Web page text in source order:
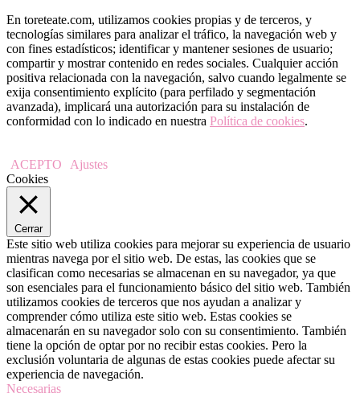
En toreteate.com, utilizamos cookies propias y de terceros, y
tecnologías similares para analizar el tráfico, la navegación web y
con fines estadísticos; identificar y mantener sesiones de usuario;
compartir y mostrar contenido en redes sociales. Cualquier acción
positiva relacionada con la navegación, salvo cuando legalmente se
exija consentimiento explícito (para perfilado y segmentación
avanzada), implicará una autorización para su instalación de
conformidad con lo indicado en nuestra Política de cookies.
ACEPTO
Ajustes
Cookies
Cerrar
Este sitio web utiliza cookies para mejorar su experiencia de usuario
mientras navega por el sitio web. De estas, las cookies que se
clasifican como necesarias se almacenan en su navegador, ya que
son esenciales para el funcionamiento básico del sitio web. También
utilizamos cookies de terceros que nos ayudan a analizar y
comprender cómo utiliza este sitio web. Estas cookies se
almacenarán en su navegador solo con su consentimiento. También
tiene la opción de optar por no recibir estas cookies. Pero la
exclusión voluntaria de algunas de estas cookies puede afectar su
experiencia de navegación.
Necesarias